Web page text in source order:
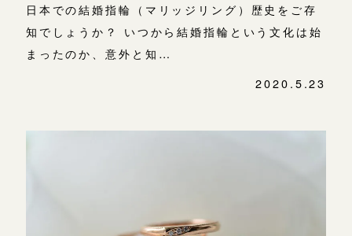
日本での結婚指輪（マリッジリング）歴史をご存
知でしょうか？ いつから結婚指輪という文化は始
まったのか、意外と知…
2020.5.23